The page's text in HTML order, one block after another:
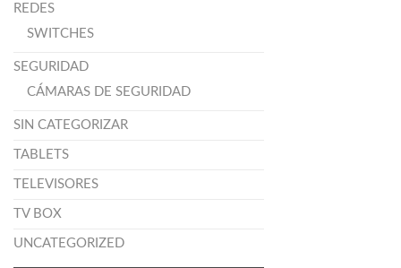
REDES
SWITCHES
SEGURIDAD
CÁMARAS DE SEGURIDAD
SIN CATEGORIZAR
TABLETS
TELEVISORES
TV BOX
UNCATEGORIZED